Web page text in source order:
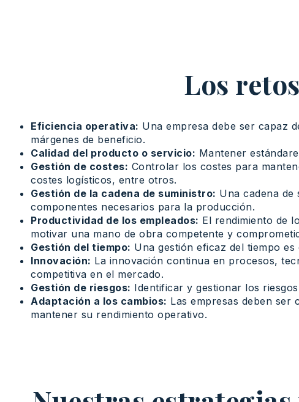
Los
Eficiencia operativa: Una empresa debe ser capaz
márgenes de beneficio.
Calidad del producto o servicio: Mantener
Gestión de costes: Controlar los costes para
costes logísticos, entre otros.
Gestión de la cadena de suministro: Una cadena de
componentes necesarios para la producción.
Productividad de los empleados: El rendimiento de
motivar una mano de obra competente y
Gestión del tiempo: Una gestión eficaz del tiempo
Innovación: La innovación continua en procesos,
competitiva en el mercado.
Gestión de riesgos: Identificar y gestionar los
Adaptación a los cambios: Las empresas deben ser
mantener su rendimiento operativo.